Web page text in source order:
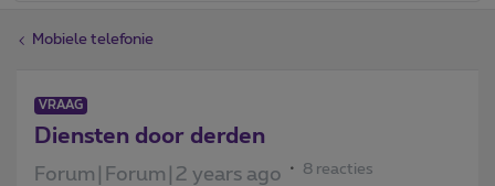
Mobiele telefonie
VRAAG
Diensten door derden
Forum|Forum|2 years ago 8 reacties